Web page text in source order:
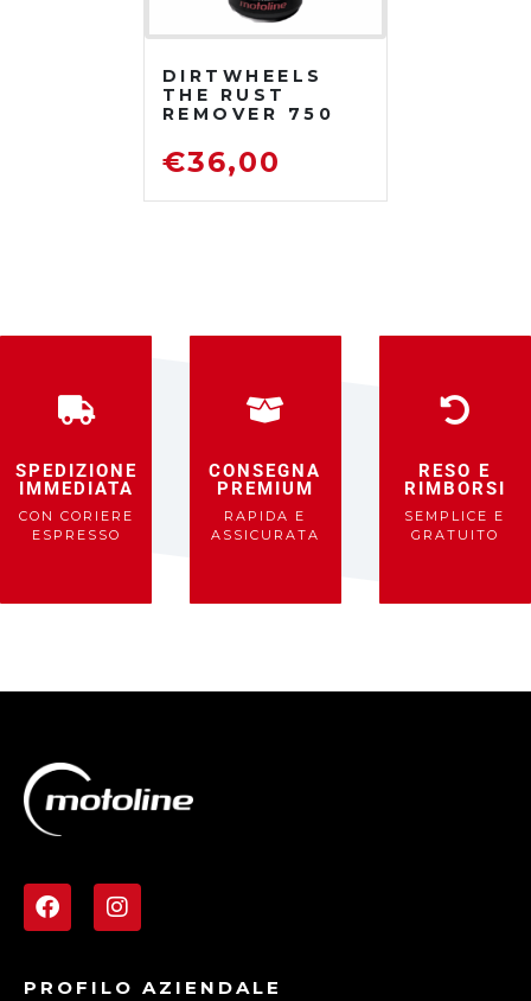
DIRTWHEELS
THE RUST
REMOVER 750
DISOSSIDANTE
RIMUOVI
€36,00
SPEDIZIONE
IMMEDIATA
CON CORIERE
ESPRESSO
CONSEGNA
PREMIUM
RAPIDA E
ASSICURATA
RESO E
RIMBORSI
SEMPLICE E
GRATUITO
PROFILO AZIENDALE